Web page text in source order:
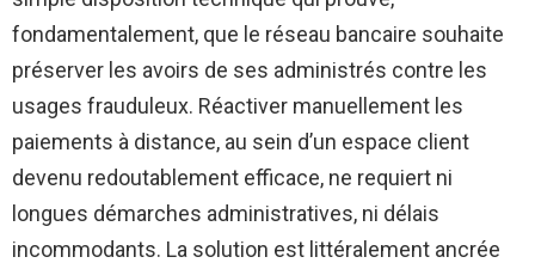
fondamentalement, que le réseau bancaire souhaite
préserver les avoirs de ses administrés contre les
usages frauduleux. Réactiver manuellement les
paiements à distance, au sein d’un espace client
devenu redoutablement efficace, ne requiert ni
longues démarches administratives, ni délais
incommodants. La solution est littéralement ancrée